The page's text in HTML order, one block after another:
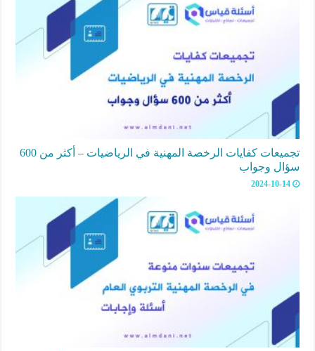
تجميعات كفايات الرخصة المهنية في الرياضيات – أكثر من 600
سؤال وجواب
2024-10-14